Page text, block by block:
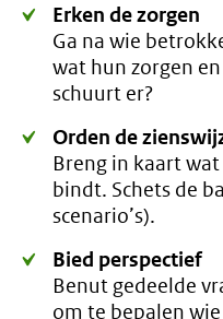
Erken de zorgen
Ga na wie
wat hun zorgen
schuurt er?
Orden de
Breng in kaart
bindt. Schets de
scenario’s).
Bied perspectief
Benut gedeelde
om te bepalen